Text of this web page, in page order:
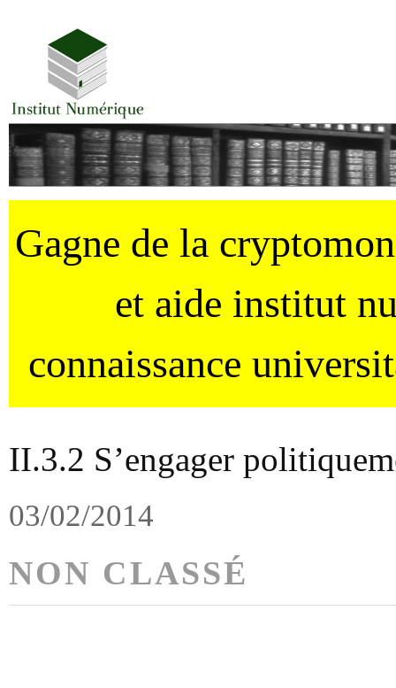
Gagne de la
et aide institut
connaissance
II.3.2 S’engager
03/02/2014
NON CLASSÉ